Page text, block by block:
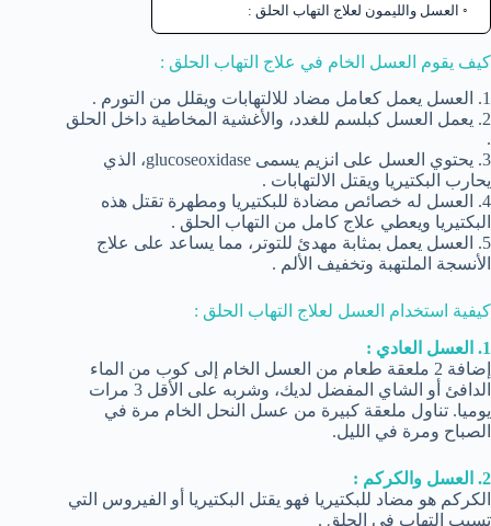
العسل والليمون لعلاج التهاب الحلق :
كيف يقوم العسل الخام في علاج التهاب الحلق :
1. العسل يعمل كعامل مضاد للالتهابات ويقلل من التورم .
2. يعمل العسل كبلسم للغدد، والأغشية المخاطية داخل الحلق
.
3. يحتوي العسل على انزيم يسمى glucoseoxidase، الذي
يحارب البكتيريا ويقتل الالتهابات .
4. العسل له خصائص مضادة للبكتيريا ومطهرة تقتل هذه
البكتيريا ويعطي علاج كامل من التهاب الحلق .
5. العسل يعمل بمثابة مهدئ للتوتر، مما يساعد على علاج
الأنسجة الملتهبة وتخفيف الألم .
كيفية استخدام العسل لعلاج التهاب الحلق :
1. العسل العادي :
إضافة 2 ملعقة طعام من العسل الخام إلى كوب من الماء
الدافئ أو الشاي المفضل لديك، وشربه على الأقل 3 مرات
يوميا. تناول ملعقة كبيرة من عسل النحل الخام مرة في
الصباح ومرة في الليل.
2. العسل والكركم :
الكركم هو مضاد للبكتيريا فهو يقتل البكتيريا أو الفيروس التي
تسبب التهاب في الحلق .